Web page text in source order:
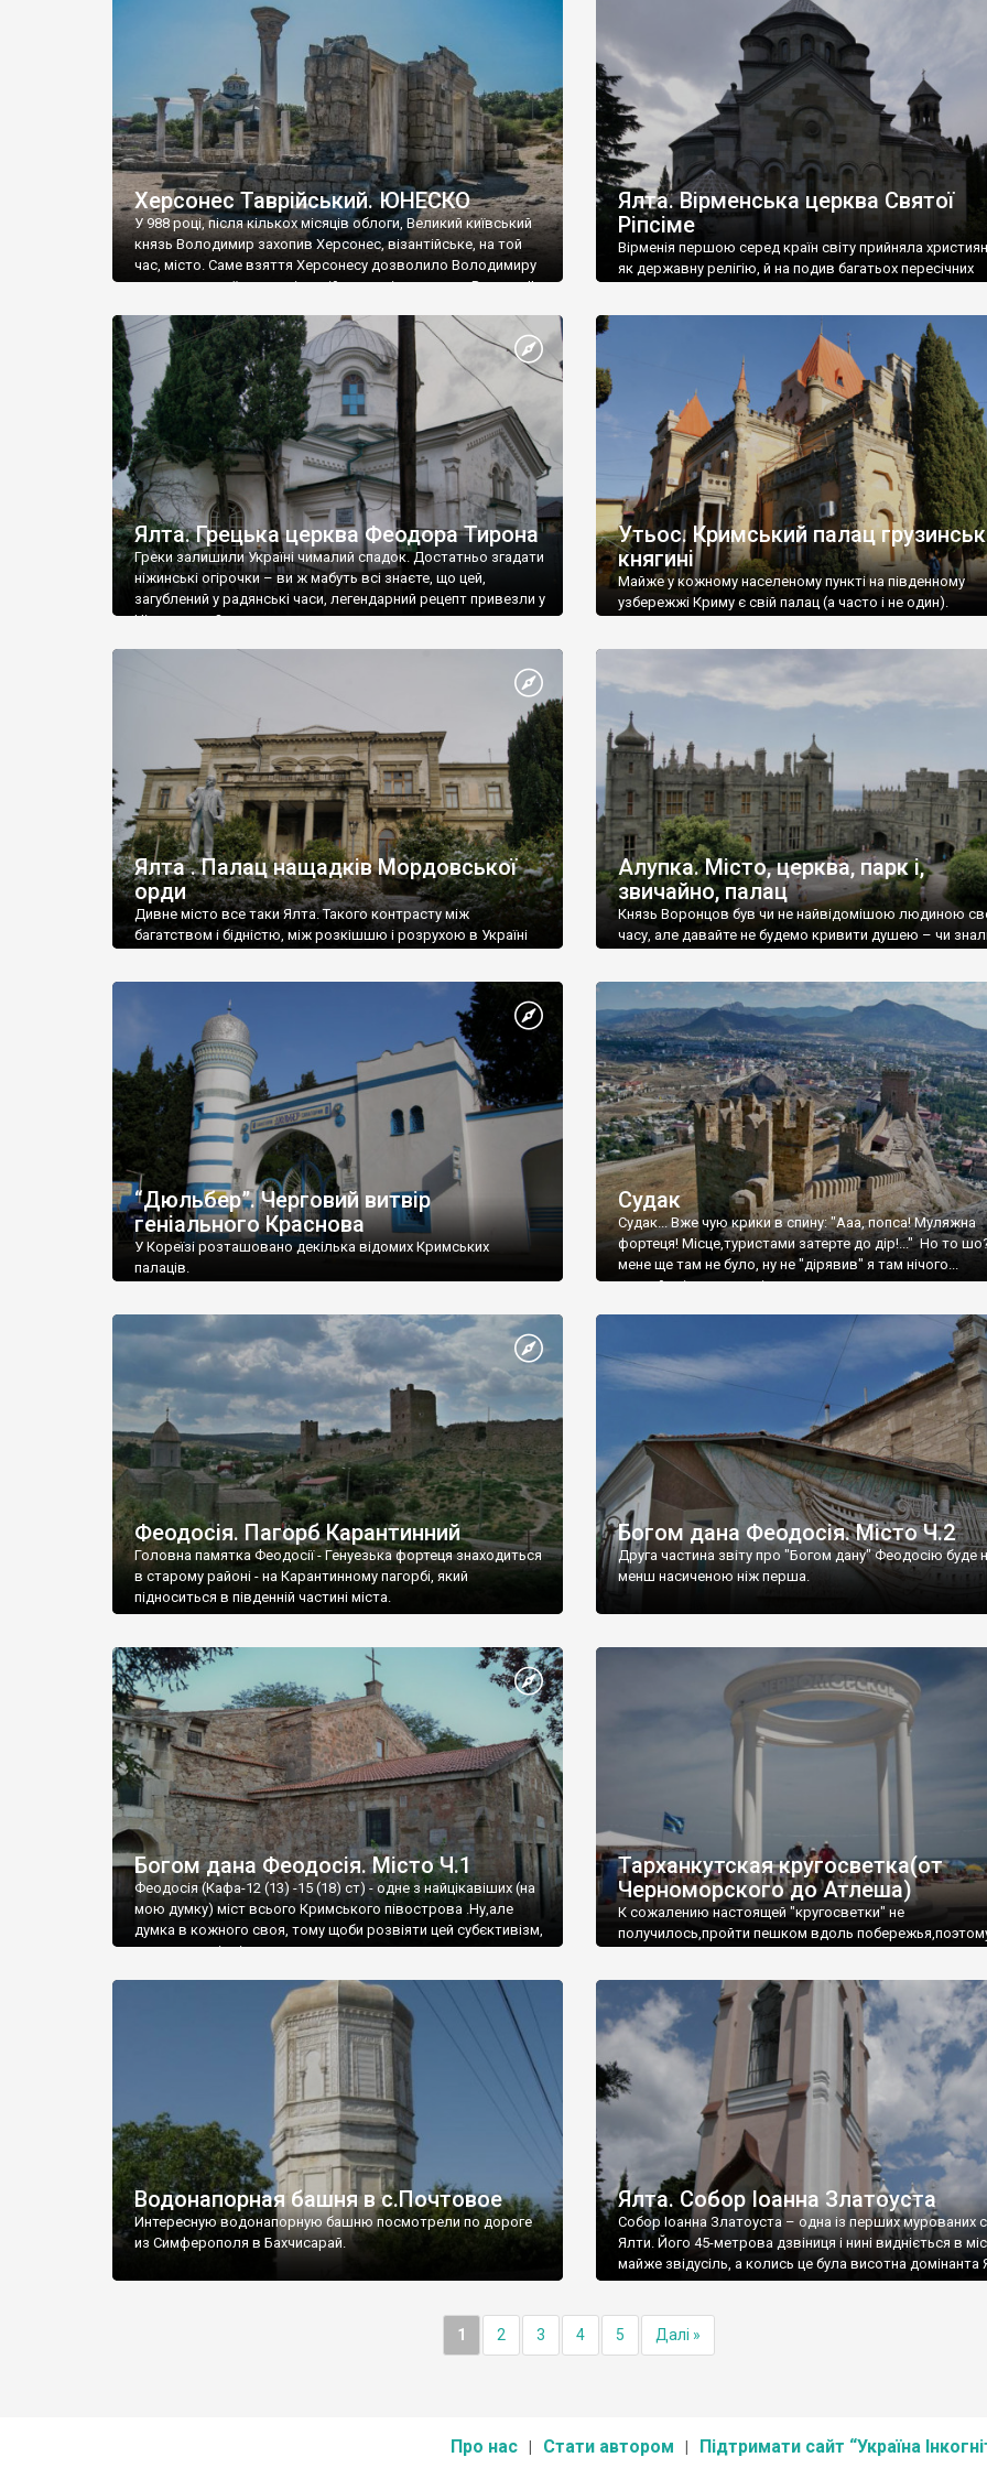
візантійської доби. Раритети викрадені з фондів об’єкту
культурної спадщини ЮНЕСКО «Херсонеса Таврійського».
Офіційно – на виставку «Золото Візантії», але експерти та
влада в Україні вважають це лише […]
називаються «повстяками» (postaki)…” “Вино. Крим
виробляє відмінне вино і його вдосталь: воно все
легке біле і дуже […]
Херсонес Таврійський. ЮНЕСКО
У 988 році, після кількох місяців облоги, Великий київський
князь Володимир захопив Херсонес, візантійське, на той
час, місто. Саме взяття Херсонесу дозволило Володимиру
диктувати свої умови візантійському імператору Василю ІІ,
Херсонесі Володимир-язичник, став Василем-
християнином. А потім було Хрещення Русі. На честь
Херсонесу Таврійського названо місто […]
Ялта. Вірменська церква Святої
Ріпсіме
Вірменія першою серед країн світу прийняла
як державну релігію, й на подив багатьох пересічних
Ялта. Грецька церква Феодора Тирона
Греки залишили Україні чималий спадок. Достатньо згадати
ніжинські огірочки – ви ж мабуть всі знаєте, що цей,
загублений у радянські часи, легендарний рецепт привезли у
Ніжин греки?
Утьос. Кримський палац
княгині
Майже у кожному населеному пункті на південному
узбережжі Криму є свій палац (а часто і не один).
Ялта . Палац нащадків Мордовської
орди
Дивне місто все таки Ялта. Такого контрасту між
багатством і бідністю, між розкішшю і розрухою в Україні
Алупка. Місто, церква, парк і,
звичайно, палац
Князь Воронцов був чи не найвідомішою людиною
часу, але давайте не будемо кривити душею – чи
“Дюльбер”. Черговий витвір
геніального Краснова
У Кореїзі розташовано декілька відомих Кримських
палаців.
Судак
Судак... Вже чую крики в спину: "Ааа, попса! Муляжна
фортеця! Місце,туристами затерте до дір!..." Но то
мене ще там не було, ну не "дірявив" я там нічого...
принаймні до цього літа.
Феодосія. Пагорб Карантинний
Головна памятка Феодосії - Генуезька фортеця знаходиться
в старому районі - на Карантинному пагорбі, який
підноситься в південній частині міста.
Богом дана Феодосія. Місто Ч.2
Друга частина звіту про "Богом дану" Феодосію буде
менш насиченою ніж перша.
Богом дана Феодосія. Місто Ч.1
Феодосія (Кафа-12 (13) -15 (18) ст) - одне з найцікавіших (на
мою думку) міст всього Кримського півострова .Ну,але
думка в кожного своя, тому щоби розвіяти цей субєктивізм,
запрошую відвідати це
Тарханкутская кругосветка(от
Черноморского до Атлеша)
К сожалению настоящей "кругосветки" не
получилось,пройти пешком вдоль
Водонапорная башня в с.Почтовое
Интересную водонапорную башню посмотрели по дороге
из Симферополя в Бахчисарай.
Ялта. Собор Іоанна Златоуста
Собор Іоанна Златоуста – одна із перших мурованих
Ялти. Його 45-метрова дзвіниця і нині видніється в
майже звідусіль, а колись це була висотна домінанта
1 2 3 4 5 Далі »
Про нас Стати автором Підтримати сайт “Україна